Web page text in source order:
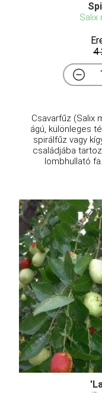
Salix
4
Csavarfűz (Salix
ágú, különleges
spirálfűz vagy
családjába
lombhullató